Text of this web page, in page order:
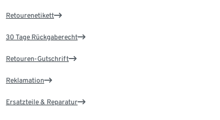
Retourenetikett
30 Tage Rückgaberecht
Retouren-Gutschrift
Reklamation
Ersatzteile & Reparatur